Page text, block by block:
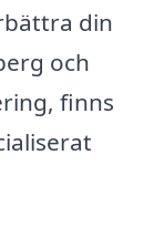
din
och
finns